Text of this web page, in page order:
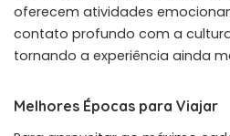
oferecem atividades
contato profundo com a
tornando a experiência ainda
Melhores Épocas para Viajar